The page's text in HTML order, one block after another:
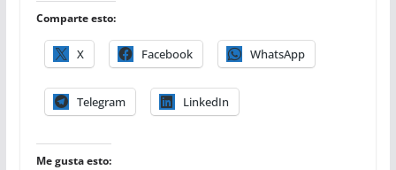
Comparte esto:
X Facebook WhatsApp
Telegram LinkedIn
Me gusta esto: